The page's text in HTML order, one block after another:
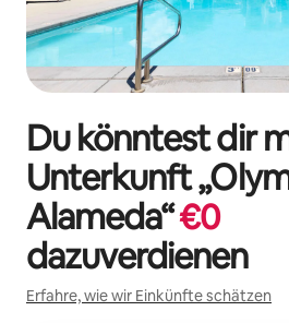
Du könntest dir
Unterkunft „
Alameda“€0
dazuverdienen
Erfahre, wie wir Einkünfte schätzen